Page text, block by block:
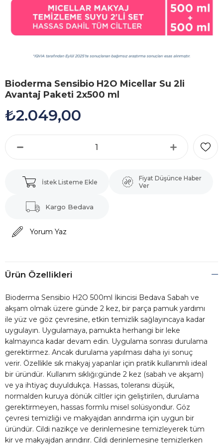
Bioderma Sensibio H2O Micellar Su 2li
Avantaj Paketi 2x500 ml
₺2.049,00
İstek Listeme Ekle
Fiyat Düşünce Haber
Ver
Kargo Bedava
Yorum Yaz
Ürün Özellikleri
Bioderma Sensibio H2O 500ml İkincisi Bedava Sabah ve
akşam olmak üzere günde 2 kez, bir parça pamuk yardımı
ile yüz ve göz çevresine, etkin temizlik sağlayıncaya kadar
uygulayın. Uygulamaya, pamukta herhangi bir leke
kalmayınca kadar devam edin. Uygulama sonrası durulama
gerektirmez. Ancak durulama yapılması daha iyi sonuç
verir. Özellikle sık makyaj yapanlar için pratik kullanımlı ideal
bir üründür. Kullanım sıklığı:günde 2 kez (sabah ve akşam)
ve ya ihtiyaç duyuldukça. Hassas, toleransı düşük,
normalden kuruya dönük ciltler için geliştirilen, durulama
gerektirmeyen, hassas formlu misel solüsyondur. Göz
çevresi temizliği ve makyajdan arındırma için uygun bir
üründür. Cildi nazikçe ve derinlemesine temizleyerek tüm
kir ve makyajdan arındırır. Cildi derinlemesine temizlerken